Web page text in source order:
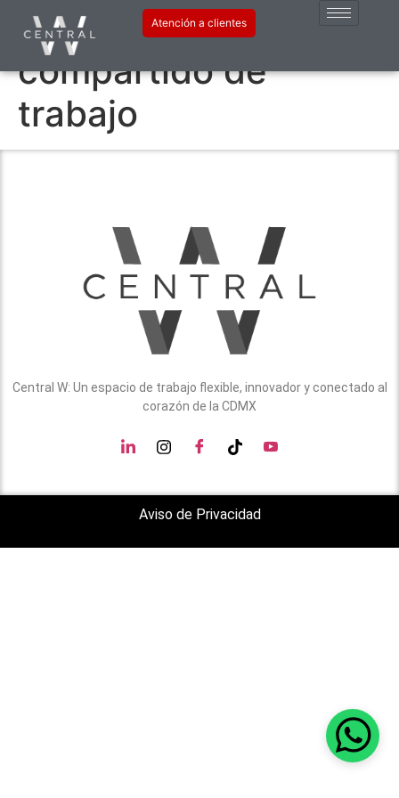
Atención a clientes
Etiqueta:espacio
compartido de
trabajo
Central W: Un espacio de trabajo flexible, innovador y conectado al
corazón de la CDMX
Aviso de Privacidad